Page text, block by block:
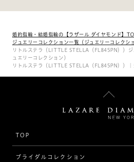
婚約指輪・結婚指輪の【ラザール ダイヤモンド】
ジュエリーコレクション一覧（ジュエリーコレクシ
リトルステラ（LITTLE STELLA（FL845PN））ジ
ュエリーコレクション）
リトルステラ（LITTLE STELLA（FL845PN））｜
TOP
ブライダルコレクション